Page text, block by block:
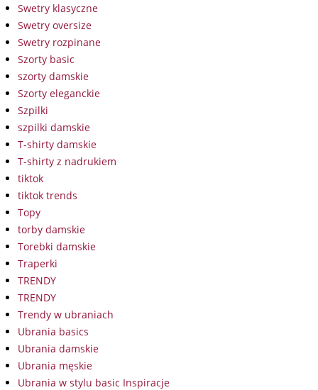
Swetry klasyczne
Swetry oversize
Swetry rozpinane
Szorty basic
szorty damskie
Szorty eleganckie
Szpilki
szpilki damskie
T-shirty damskie
T-shirty z nadrukiem
tiktok
tiktok trends
Topy
torby damskie
Torebki damskie
Traperki
TRENDY
TRENDY
Trendy w ubraniach
Ubrania basics
Ubrania damskie
Ubrania męskie
Ubrania w stylu basic Inspiracje